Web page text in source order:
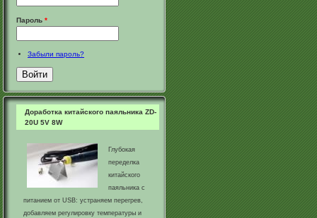
Пароль*
Забыли пароль?
Доработка китайского паяльника ZD-
20U 5V 8W
Глубокая
переделка
китайского
паяльника с
питанием от USB: устраняем перегрев,
добавляем регулировку температуры и